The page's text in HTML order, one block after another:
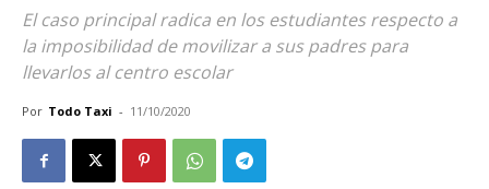
El caso principal radica en los estudiantes respecto a
la imposibilidad de movilizar a sus padres para
llevarlos al centro escolar
Por Todo Taxi - 11/10/2020